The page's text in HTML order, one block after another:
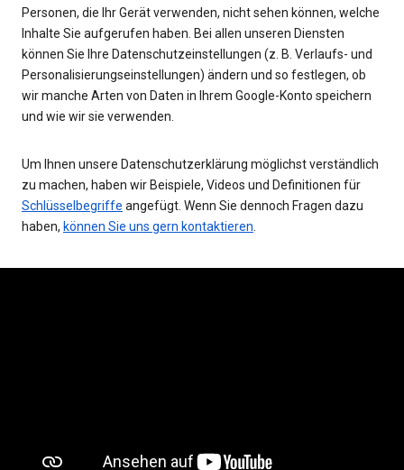
Personen, die Ihr Gerät verwenden, nicht sehen können, welche
Inhalte Sie aufgerufen haben. Bei allen unseren Diensten
können Sie Ihre Datenschutzeinstellungen (z. B. Verlaufs- und
Personalisierungseinstellungen) ändern und so festlegen, ob
wir manche Arten von Daten in Ihrem Google-Konto speichern
und wie wir sie verwenden.
Um Ihnen unsere Datenschutzerklärung möglichst verständlich
zu machen, haben wir Beispiele, Videos und Definitionen für
Schlüsselbegriffe angefügt. Wenn Sie dennoch Fragen dazu
haben, können Sie uns gern kontaktieren